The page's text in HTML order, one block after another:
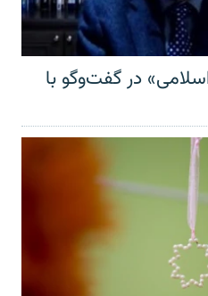
در گفت‌وگو با